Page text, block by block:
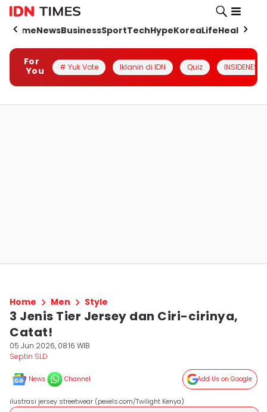
HomeNewsBusinessSportTechHypeKoreaLifeHealth
For
You
# Yuk Vote Iklanin di IDN Quiz INSIDENESIA
Home Men Style
3 Jenis Tier Jersey dan Ciri-cirinya,
Catat!
05 Jun 2026, 08:16 WIB
Septin SLD
News Channel Add Us on Google
ilustrasi jersey streetwear (pexels.com/Twilight Kenya)